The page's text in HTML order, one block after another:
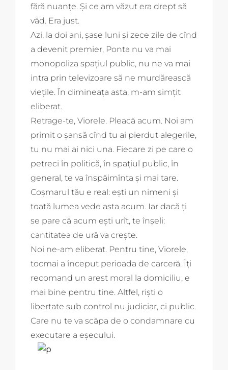
fără nuanțe. Și ce am văzut era drept să
văd. Era just.
Azi, la doi ani, șase luni și zece zile de cînd
a devenit premier, Ponta nu va mai
monopoliza spațiul public, nu ne va mai
intra prin televizoare să ne murdărească
viețile. În dimineața asta, m-am simțit
eliberat.
Retrage-te, Viorele. Pleacă acum. Noi am
primit o șansă cînd tu ai pierdut alegerile,
tu nu mai ai nici una. Fiecare zi pe care o
petreci în politică, în spațiul public, în
general, te va înspăimînta și mai tare.
Coșmarul tău e real: ești un nimeni și
toată lumea vede asta acum. Iar dacă ți
se pare că acum ești urît, te înșeli:
cantitatea de ură va crește.
Noi ne-am eliberat. Pentru tine, Viorele,
tocmai a început perioada de carceră. Îți
recomand un arest moral la domiciliu, e
mai bine pentru tine. Altfel, riști o
libertate sub control nu judiciar, ci public.
Care nu te va scăpa de o condamnare cu
executare a eșecului.